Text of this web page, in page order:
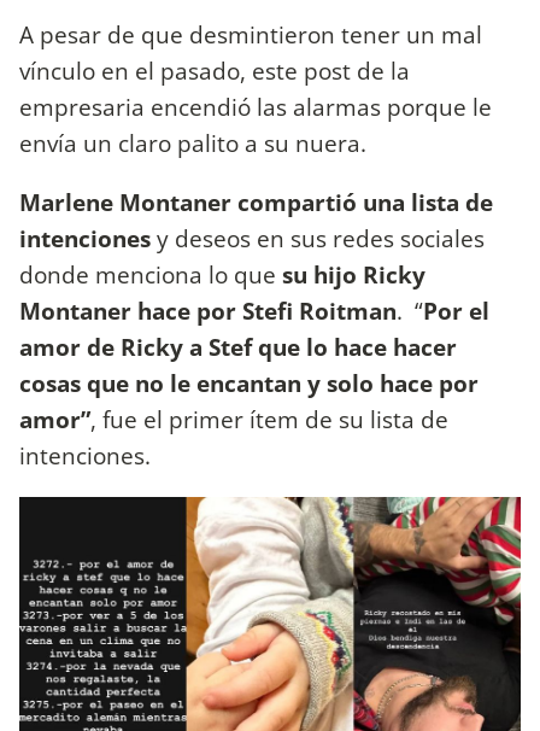
A pesar de que desmintieron tener un mal
vínculo en el pasado, este post de la
empresaria encendió las alarmas porque le
envía un claro palito a su nuera.
Marlene Montaner compartió una lista de
intencionesy deseos en sus redes sociales
donde menciona lo que su hijo Ricky
Montaner hace por Stefi Roitman. “Por el
amor de Ricky a Stef que lo hace hacer
cosas que no le encantan y solo hace por
amor”, fue el primer ítem de su lista de
intenciones.